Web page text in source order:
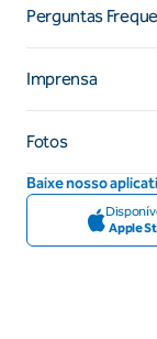
Perguntas
Imprensa
Fotos
Baixe nosso
Apple